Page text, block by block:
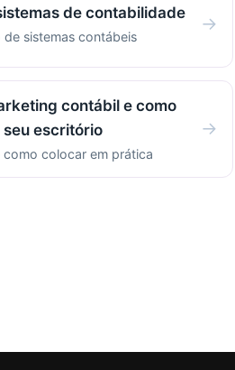
de contabilidade
sistemas contábeis
→
contábil e como
escritório
como colocar em prática
→